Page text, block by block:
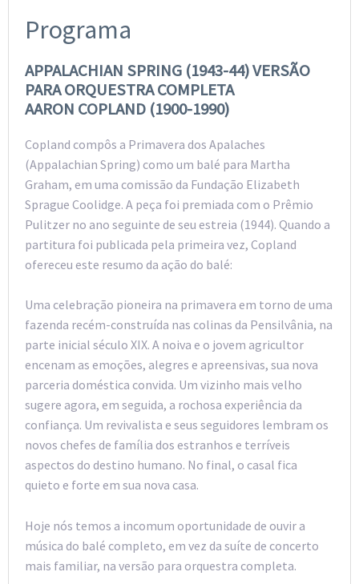
Programa
APPALACHIAN SPRING (1943-44) VERSÃO
PARA ORQUESTRA COMPLETA
AARON COPLAND (1900-1990)
Copland compôs a Primavera dos Apalaches
(Appalachian Spring) como um balé para Martha
Graham, em uma comissão da Fundação Elizabeth
Sprague Coolidge. A peça foi premiada com o Prêmio
Pulitzer no ano seguinte de seu estreia (1944). Quando a
partitura foi publicada pela primeira vez, Copland
ofereceu este resumo da ação do balé:
Uma celebração pioneira na primavera em torno de uma
fazenda recém-construída nas colinas da Pensilvânia, na
parte inicial século XIX. A noiva e o jovem agricultor
encenam as emoções, alegres e apreensivas, sua nova
parceria doméstica convida. Um vizinho mais velho
sugere agora, em seguida, a rochosa experiência da
confiança. Um revivalista e seus seguidores lembram os
novos chefes de família dos estranhos e terríveis
aspectos do destino humano. No final, o casal fica
quieto e forte em sua nova casa.
Hoje nós temos a incomum oportunidade de ouvir a
música do balé completo, em vez da suíte de concerto
mais familiar, na versão para orquestra completa.